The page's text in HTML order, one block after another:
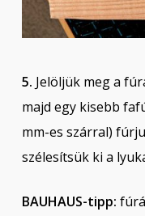
5. Jelöljük meg a
majd egy kisebb
mm-es szárral)
szélesítsük ki a
BAUHAUS-tipp: